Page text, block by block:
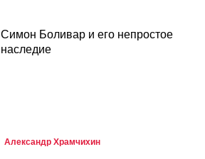
Симон Боливар и его непростое
наследие
Александр Храмчихин